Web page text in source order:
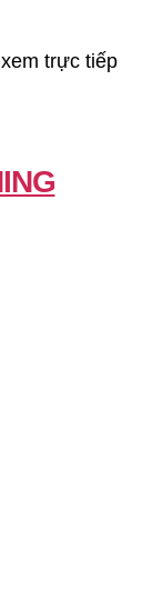
trực tiếp